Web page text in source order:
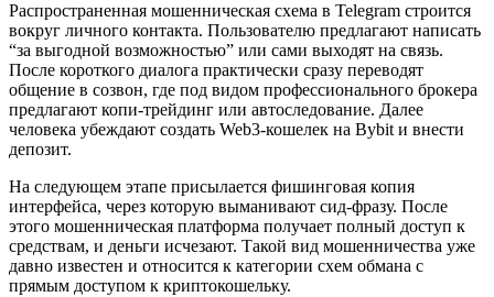
Распространенная мошенническая схема в Telegram строится
вокруг личного контакта. Пользователю предлагают написать
“за выгодной возможностью” или сами выходят на связь.
После короткого диалога практически сразу переводят
общение в созвон, где под видом профессионального брокера
предлагают копи-трейдинг или автоследование. Далее
человека убеждают создать Web3-кошелек на Bybit и внести
депозит.
На следующем этапе присылается фишинговая копия
интерфейса, через которую выманивают сид-фразу. После
этого мошенническая платформа получает полный доступ к
средствам, и деньги исчезают. Такой вид мошенничества уже
давно известен и относится к категории схем обмана с
прямым доступом к криптокошельку.